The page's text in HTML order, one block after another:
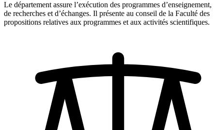
Le département assure l’exécution des programmes d’enseignement,
de recherches et d’échanges. Il présente au conseil de la Faculté des
propositions relatives aux programmes et aux activités scientifiques.